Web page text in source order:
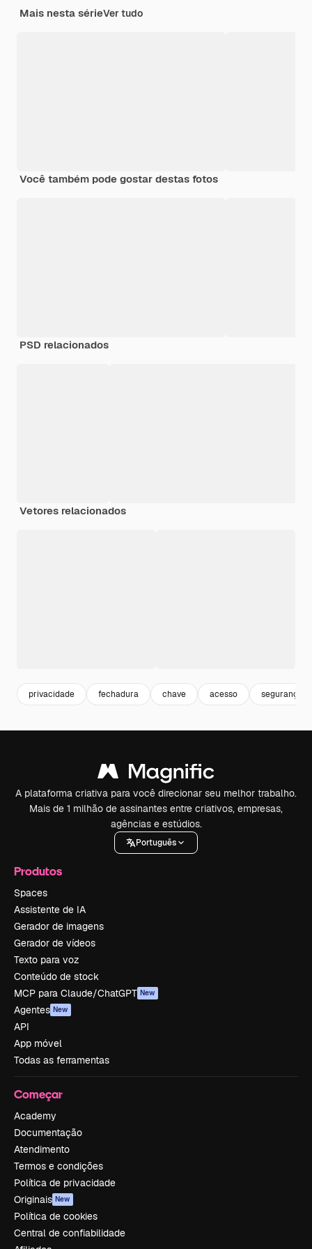
Mais nesta sérieVer tudo
Você também pode gostar destas fotos
PSD relacionados
Vetores relacionados
privacidade fechadura chave acesso segurança
A plataforma criativa para você direcionar seu melhor trabalho.
Mais de 1 milhão de assinantes entre criativos, empresas,
agências e estúdios.
Português
Produtos
Spaces
Assistente de IA
Gerador de imagens
Gerador de vídeos
Texto para voz
Conteúdo de stock
MCP para Claude/ChatGPT New
Agentes New
API
App móvel
Todas as ferramentas
Começar
Academy
Documentação
Atendimento
Termos e condições
Política de privacidade
Originais New
Política de cookies
Central de confiabilidade